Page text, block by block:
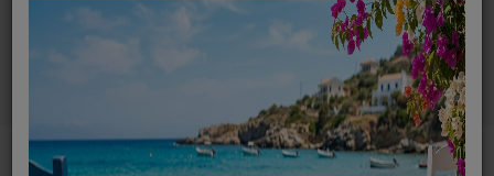
0
Ανταλλακτικά ηλεκτρικών συσκευών MENU